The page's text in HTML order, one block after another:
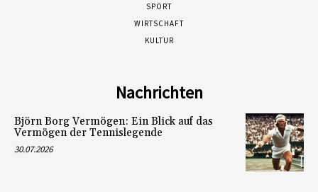
SPORT
WIRTSCHAFT
KULTUR
Nachrichten
Björn Borg Vermögen: Ein Blick auf das
Vermögen der Tennislegende
30.07.2026